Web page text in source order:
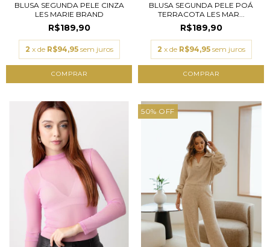
BLUSA SEGUNDA PELE CINZA
LES MARIE BRAND
R$189,90
2 x de R$94,95 sem juros
COMPRAR
BLUSA SEGUNDA PELE POÁ
TERRACOTA LES MAR...
R$189,90
2 x de R$94,95 sem juros
COMPRAR
50% OFF